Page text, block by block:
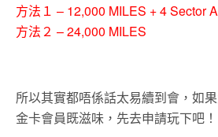
方法１ – 12,000 MILES + 4 Sector
方法２ – 24,000 MILES
所以其實都唔係話太易續到會，如
金卡會員既滋味，先去申請玩下吧！